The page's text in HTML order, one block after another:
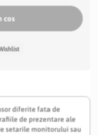
diferite fata de
de prezentare ale
setarile monitorului sau
cos